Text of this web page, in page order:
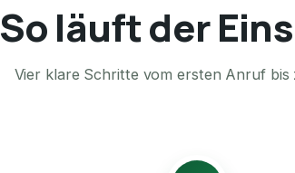
So läuft der
Vier klare Schritte vom ersten Anruf